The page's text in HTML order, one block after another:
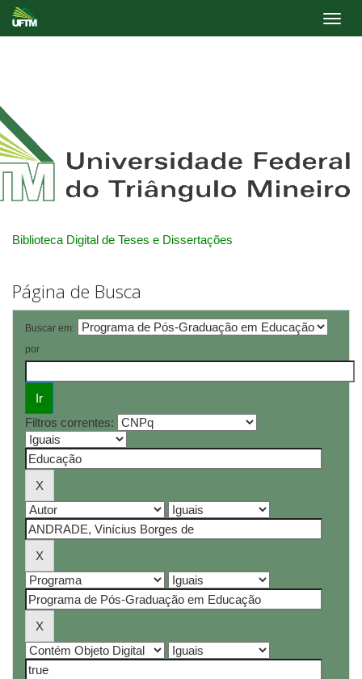
Biblioteca Digital de Teses e Dissertações
Página de Busca
Buscar em:
por
Filtros correntes: